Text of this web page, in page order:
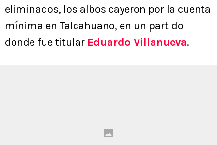
eliminados, los albos cayeron por la cuenta
mínima en Talcahuano, en un partido
donde fue titular Eduardo Villanueva.